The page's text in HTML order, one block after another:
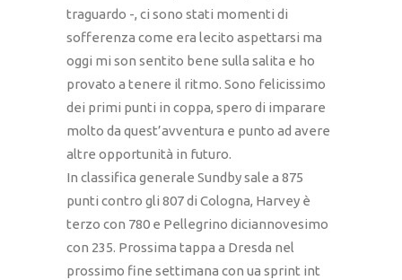
traguardo -, ci sono stati momenti di
sofferenza come era lecito aspettarsi ma
oggi mi son sentito bene sulla salita e ho
provato a tenere il ritmo. Sono felicissimo
dei primi punti in coppa, spero di imparare
molto da quest’avventura e punto ad avere
altre opportunità in futuro.
In classifica generale Sundby sale a 875
punti contro gli 807 di Cologna, Harvey è
terzo con 780 e Pellegrino diciannovesimo
con 235. Prossima tappa a Dresda nel
prossimo fine settimana con ua sprint int